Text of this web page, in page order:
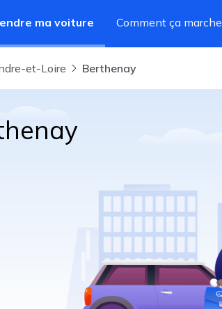
ma voiture Comment ça marche
et-Loire Berthenay